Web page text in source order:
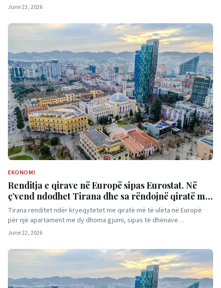
June 23, 2026
EKONOMI
Renditja e qirave në Europë sipas Eurostat. Në
ç’vend ndodhet Tirana dhe sa rëndojnë qiratë mbi
të ardhurat e shqiptarëve?
Tirana renditet ndër kryeqytetet me qiratë më të ulëta në Europë
për një apartament me dy dhoma gjumi, sipas të dhënave…
June 22, 2026